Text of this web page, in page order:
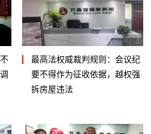
最高法权威裁判规则：会议纪
要不得作为征收依据，越权强
拆房屋违法